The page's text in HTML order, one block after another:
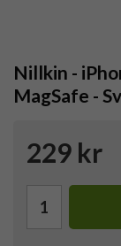
Nillkin -
MagSafe -
229 kr